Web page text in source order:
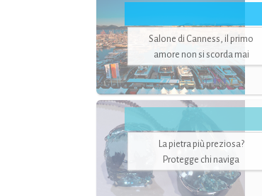
Salone di Canness, il primo
amore non si scorda mai
La pietra più preziosa?
Protegge chi naviga